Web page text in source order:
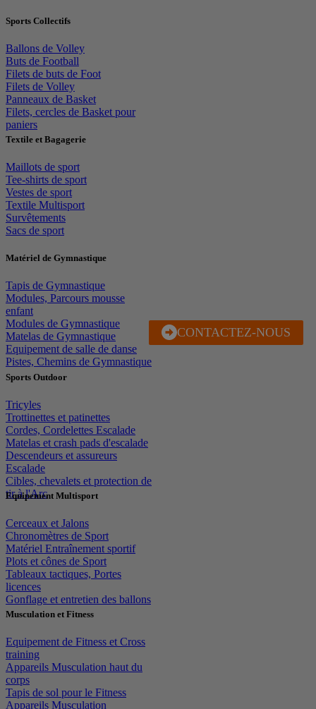
J'EN PROFITE
CONTACTEZ-NOUS
Sports Collectifs
Ballons de Volley
Buts de Football
Filets de buts de Foot
Filets de Volley
Panneaux de Basket
Filets, cercles de Basket pour
paniers
Textile et Bagagerie
Maillots de sport
Tee-shirts de sport
Vestes de sport
Textile Multisport
Survêtements
Sacs de sport
Matériel de Gymnastique
Tapis de Gymnastique
Modules, Parcours mousse
enfant
Modules de Gymnastique
Matelas de Gymnastique
Equipement de salle de danse
Pistes, Chemins de Gymnastique
Sports Outdoor
Tricyles
Trottinettes et patinettes
Cordes, Cordelettes Escalade
Matelas et crash pads d'escalade
Descendeurs et assureurs
Escalade
Cibles, chevalets et protection de
tir à l'Arc
Equipement Multisport
Cerceaux et Jalons
Chronomètres de Sport
Matériel Entraînement sportif
Plots et cônes de Sport
Tableaux tactiques, Portes
licences
Gonflage et entretien des ballons
Musculation et Fitness
Equipement de Fitness et Cross
training
Appareils Musculation haut du
corps
Tapis de sol pour le Fitness
Appareils Musculation